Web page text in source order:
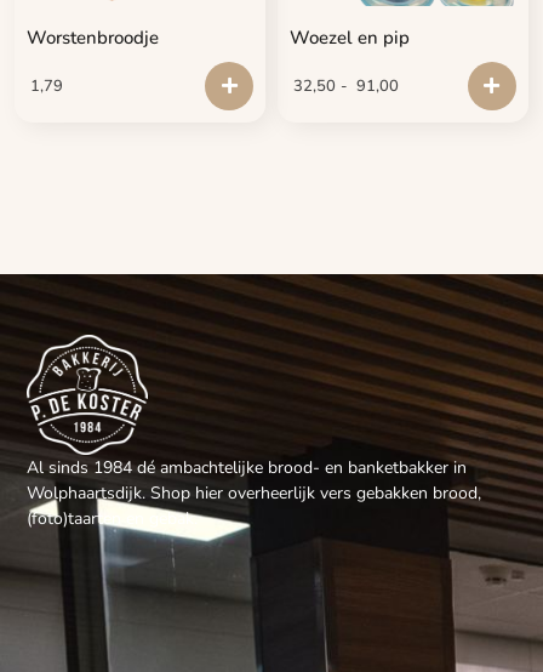
Worstenbroodje
1,79
Woezel en pip
32,50 - 91,00
Al sinds 1984 dé ambachtelijke brood- en banketbakker in
Wolphaartsdijk. Shop hier overheerlijk vers gebakken brood,
(foto)taarten en gebak.